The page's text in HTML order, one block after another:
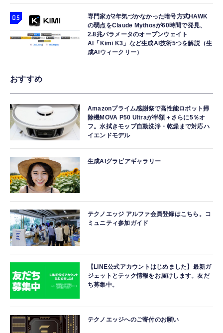
専門家が2年気づかなかった暗号方式HAWK
の弱点をClaude Mythosが60時間で発見、
2.8兆パラメータのオープンウェイト
AI「Kimi K3」など生成AI技術5つを解説（生
成AIウィークリー）
おすすめ
Amazonプライム感謝祭で高性能ロボット掃
除機MOVA P50 Ultraが半額＋さらに5％オ
フ。水拭きモップ自動洗浄・乾燥まで対応ハ
イエンドモデル
生成AIグラビアギャラリー
テクノエッジ アルファ会員登録はこちら。コ
ミュニティ参加ガイド
【LINE公式アカウントはじめました】最新ガ
ジェットとテック情報をお届けします。友だ
ち募集中。
テクノエッジへのご寄付のお願い